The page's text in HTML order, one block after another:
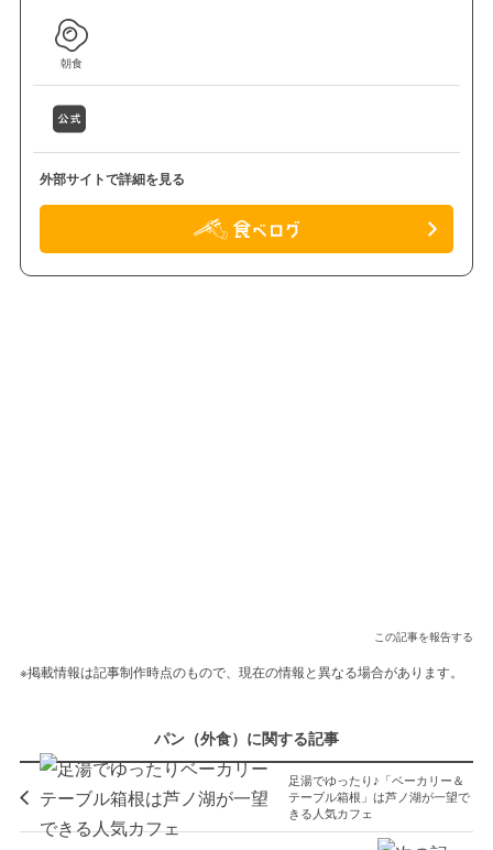
朝食
外部サイトで詳細を見る
この記事を報告する
※掲載情報は記事制作時点のもので、現在の情報と異なる場合があります。
パン（外食）に関する記事
足湯でゆったり♪「ベーカリー＆
テーブル箱根」は芦ノ湖が一望で
きる人気カフェ